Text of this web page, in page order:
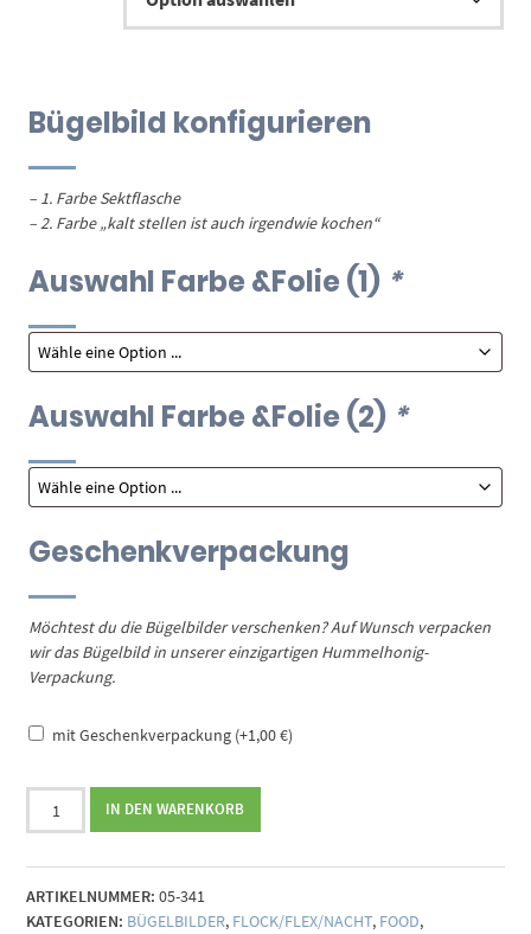
Bügelbild konfigurieren
– 1. Farbe Sektflasche
– 2. Farbe „kalt stellen ist auch irgendwie kochen“
Auswahl Farbe &Folie (1) *
Auswahl Farbe &Folie (2) *
Geschenkverpackung
Möchtest du die Bügelbilder verschenken? Auf Wunsch verpacken
wir das Bügelbild in unserer einzigartigen Hummelhonig-
Verpackung.
mit Geschenkverpackung (+1,00€)
Bügelbild
Sekt
(individualisierbar)
Menge
IN DEN WARENKORB
ARTIKELNUMMER: 05-341
KATEGORIEN: BÜGELBILDER, FLOCK/FLEX/NACHT, FOOD,